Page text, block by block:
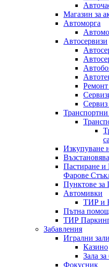
Магазин за
Автоморга
Автосервизи
Сервиз
Транспортни
Изкупуване
Пастиране
Фарове
Пунктове за
Автомивки
ТИР и
Пътна
ТИР
Забавления
Игрални зали
Казино
Зала
Фокусник